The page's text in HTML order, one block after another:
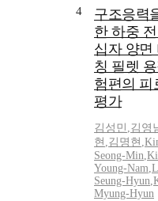
4
구조응력
한 하중
십자 양면
칭 필렛
험편의 피
평가
김성민 ,김영
현 ,김명현 ,
Seong-Min,
Young-Nam,
Seung-Hyun,
Myung-Hyun